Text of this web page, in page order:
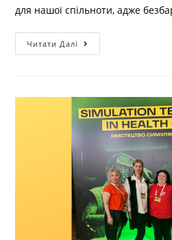
для нашої спільноти, адже
Читати Далі